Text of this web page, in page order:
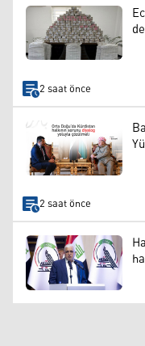
2 saat önce
2 saat önce